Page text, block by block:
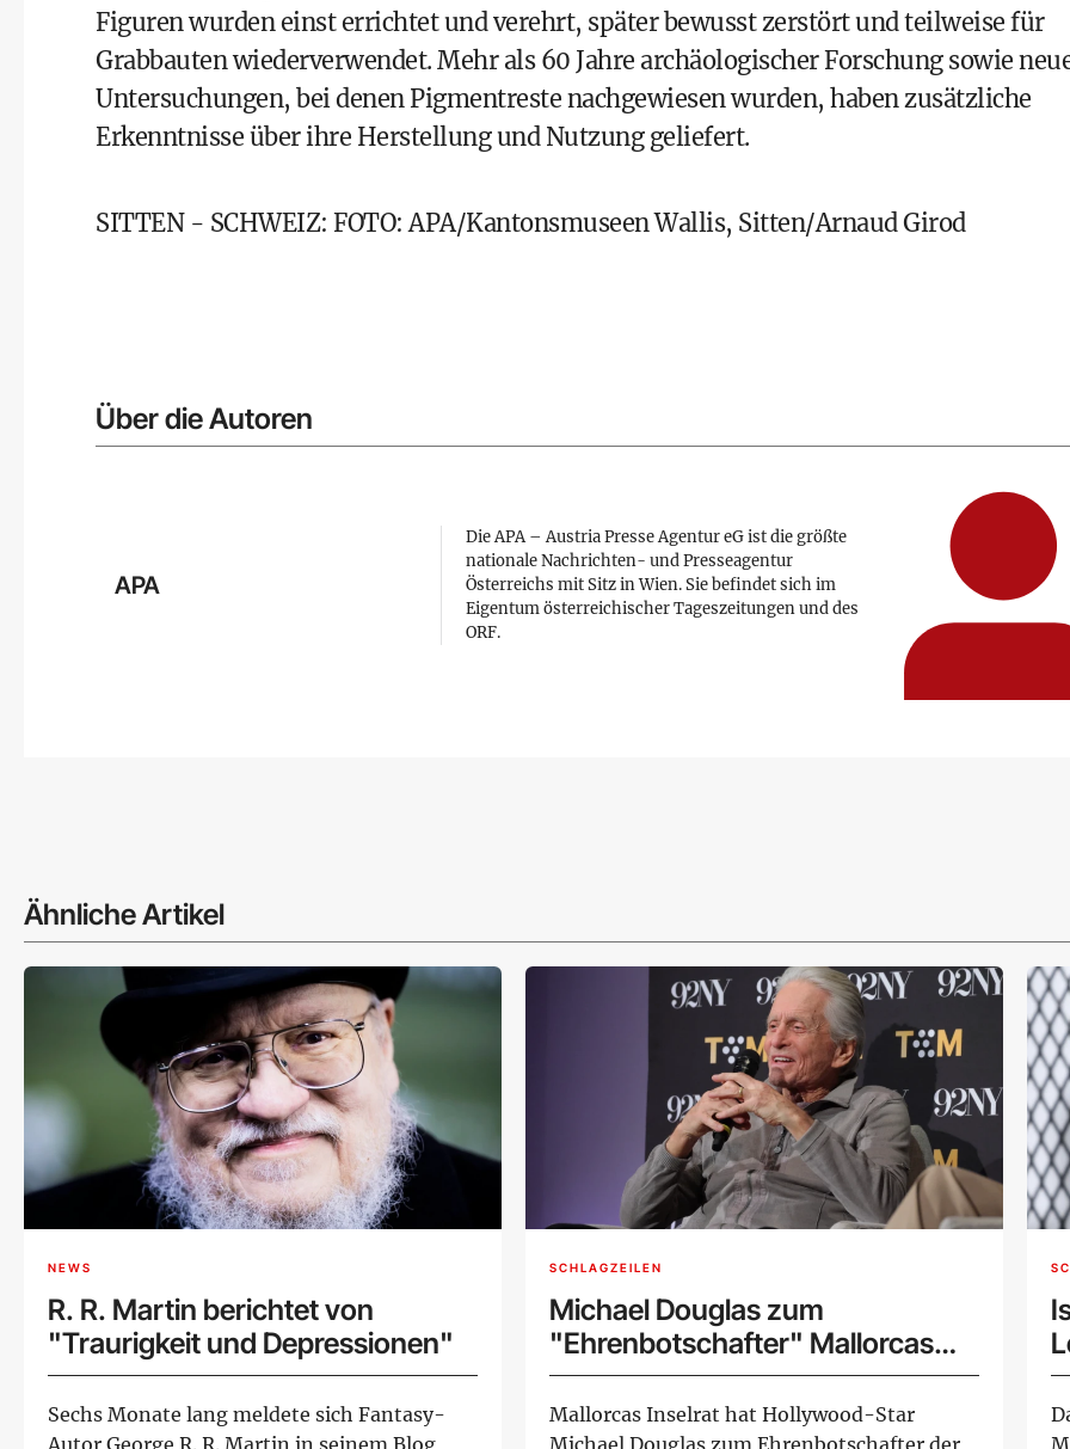
Figuren wurden einst errichtet und verehrt, später bewusst zerstört und teilweise für
Grabbauten wiederverwendet. Mehr als 60 Jahre archäologischer Forschung sowie
Untersuchungen, bei denen Pigmentreste nachgewiesen wurden, haben zusätzliche
Erkenntnisse über ihre Herstellung und Nutzung geliefert.
SITTEN - SCHWEIZ: FOTO: APA/Kantonsmuseen Wallis, Sitten/Arnaud Girod
Über die Autoren
APA
Die APA – Austria Presse Agentur eG ist die größte
nationale Nachrichten- und Presseagentur
Österreichs mit Sitz in Wien. Sie befindet sich im
Eigentum österreichischer Tageszeitungen und des
ORF.
Ähnliche Artikel
NEWS
R. R. Martin berichtet von
"Traurigkeit und Depressionen"
Sechs Monate lang meldete sich Fantasy-
SCHLAGZEILEN
Michael Douglas zum
"Ehrenbotschafter" Mallorcas
ernannt
Mallorcas Inselrat hat Hollywood-Star